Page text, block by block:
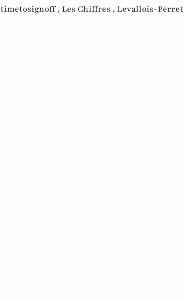
timetosignoff , Les Chiffres , Levallois-Perret